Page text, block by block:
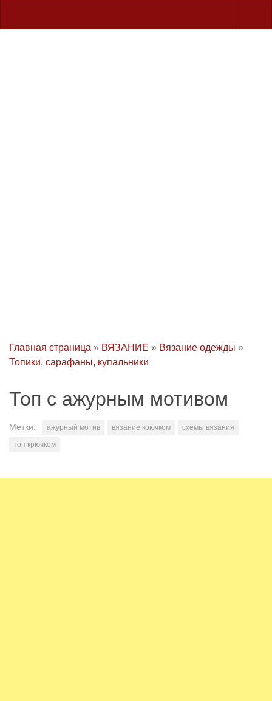
Главная страница » ВЯЗАНИЕ » Вязание одежды »
Топики, сарафаны, купальники
Топ с ажурным мотивом
Метки: ажурный мотив вязание крючком
схемы вязания
топ крючком